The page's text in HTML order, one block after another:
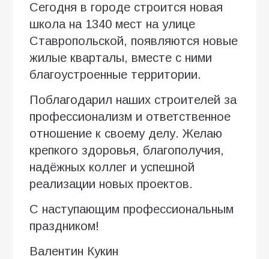
Сегодня в городе строится новая
школа на 1340 мест на улице
Ставропольской, появляются новые
жилые кварталы, вместе с ними
благоустроенные территории.
Поблагодарил наших строителей за
профессионализм и ответственное
отношение к своему делу. Желаю
крепкого здоровья, благополучия,
надёжных коллег и успешной
реализации новых проектов.
С наступающим профессиональным
праздником!
Валентин Кукин